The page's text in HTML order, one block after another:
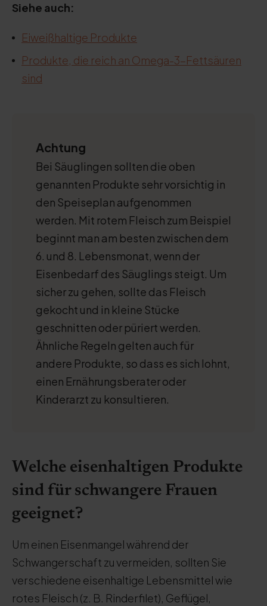
Siehe auch:
Eiweißhaltige Produkte
Produkte, die reich an Omega-3-Fettsäuren
sind
Achtung
Bei Säuglingen sollten die oben
genannten Produkte sehr vorsichtig in
den Speiseplan aufgenommen
werden. Mit rotem Fleisch zum Beispiel
beginnt man am besten zwischen dem
6. und 8. Lebensmonat, wenn der
Eisenbedarf des Säuglings steigt. Um
sicher zu gehen, sollte das Fleisch
gekocht und in kleine Stücke
geschnitten oder püriert werden.
Ähnliche Regeln gelten auch für
andere Produkte, so dass es sich lohnt,
einen Ernährungsberater oder
Kinderarzt zu konsultieren.
Welche eisenhaltigen Produkte
sind für schwangere Frauen
geeignet?
Um einen Eisenmangel während der
Schwangerschaft zu vermeiden, sollten Sie
verschiedene eisenhaltige Lebensmittel wie
rotes Fleisch (z. B. Rinderfilet), Geflügel,